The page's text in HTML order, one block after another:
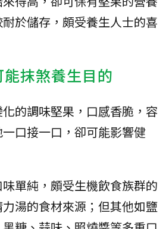
於儲存，頗受養生人士的喜
抹煞養生目的
的調味堅果，口感香脆，容
口接一口，卻可能影響健
單純，頗受生機飲食族群的
湯的食材來源；但其他如鹽